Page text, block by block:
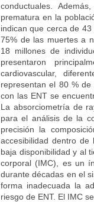
conductuales.
prematura en la
indican que cerca de
75% de las muertes a
18 millones de
presentaron
cardiovascular,
representan el 80 %
con las ENT se
La absorciometría de
para el análisis de la
precisión la
accesibilidad dentro
baja disponibilidad y al
corporal (IMC), es un
durante décadas en el
forma inadecuada la
riesgo de ENT. El IMC